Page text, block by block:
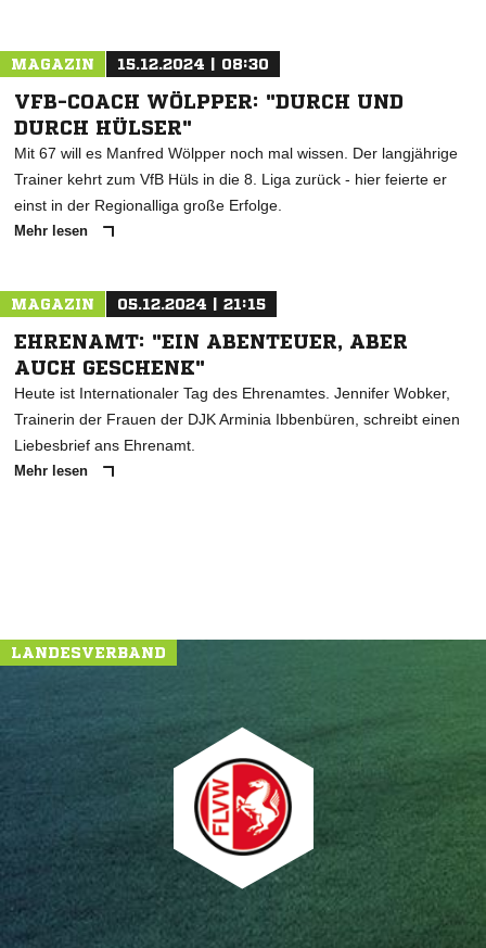
MAGAZIN 15.12.2024 | 08:30
VFB-COACH WÖLPPER: "DURCH UND
DURCH HÜLSER"
Mit 67 will es Manfred Wölpper noch mal wissen. Der langjährige
Trainer kehrt zum VfB Hüls in die 8. Liga zurück - hier feierte er
einst in der Regionalliga große Erfolge.
Mehr lesen
MAGAZIN 05.12.2024 | 21:15
EHRENAMT: "EIN ABENTEUER, ABER
AUCH GESCHENK"
Heute ist Internationaler Tag des Ehrenamtes. Jennifer Wobker,
Trainerin der Frauen der DJK Arminia Ibbenbüren, schreibt einen
Liebesbrief ans Ehrenamt.
Mehr lesen
LANDESVERBAND